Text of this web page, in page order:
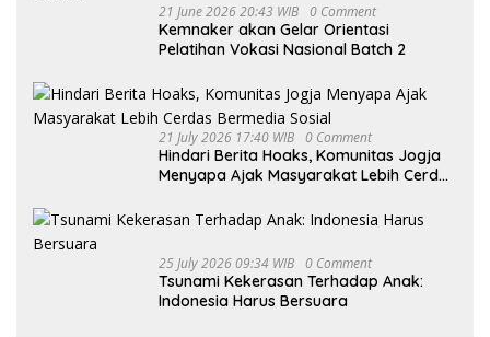
21 June 2026 20:43 WIB 0 Comment
Kemnaker akan Gelar Orientasi
Pelatihan Vokasi Nasional Batch 2
21 July 2026 17:40 WIB 0 Comment
Hindari Berita Hoaks, Komunitas Jogja
Menyapa Ajak Masyarakat Lebih Cerdas
25 July 2026 09:34 WIB 0 Comment
Tsunami Kekerasan Terhadap Anak:
Indonesia Harus Bersuara